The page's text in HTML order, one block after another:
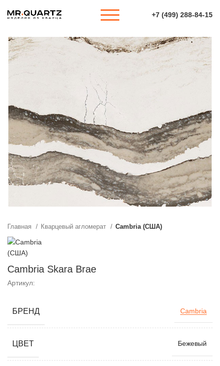
+7 (499) 288-84-15
Главная Кварцевый агломерат Cambria (США)
Cambria Skara Brae
Артикул:
БРЕНД Cambria
ЦВЕТ Бежевый